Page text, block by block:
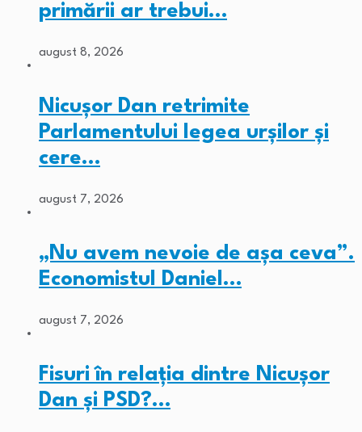
primării ar trebui…
august 8, 2026
Nicușor Dan retrimite
Parlamentului legea urșilor și
cere…
august 7, 2026
„Nu avem nevoie de așa ceva”.
Economistul Daniel…
august 7, 2026
Fisuri în relația dintre Nicușor
Dan și PSD?…